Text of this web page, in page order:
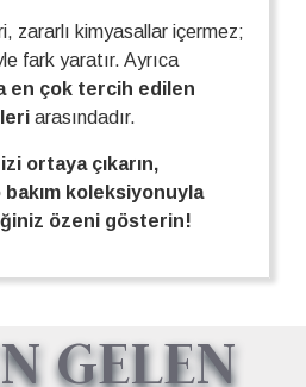
zararlı kimyasallar içermez;
fark yaratır. Ayrıca
en çok tercih edilen
arasındadır.
ortaya çıkarın,
bakım koleksiyonuyla
özeni gösterin!
GELEN